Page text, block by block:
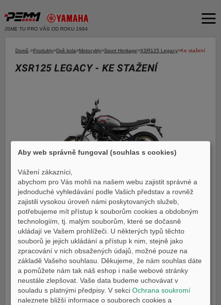
JSME TU PRO VÁS OD ROKU 1994
Produkty
Motocykly
Čtyři kola
Čtyřkolky
E-SHOP YAMAHA
Bazar moto
E-shop Yamaha
E-shop Pneu
Domů >Produkty>Dvě kola>Motocykly>Sport Heritage>XSR125 Legacy>Ke stažení
XSR125 LEGACY - KE STAŽENÍ
Základní informace
Galerie
Vlastnosti
Technické údaje
Ke stažení
Porovnání
CENA
134.990 Kč
Aby web správně fungoval (souhlas s cookies)
Vážení zákazníci,
abychom pro Vás mohli na našem webu zajistit správné a
jednoduché vyhledávání podle Vašich představ a rovněž
zajistili vysokou úroveň námi poskytovaných služeb,
potřebujeme mít přístup k souborům cookies a obdobným
technologiím, tj. malým souborům, které se dočasně
ukládají ve Vašem prohlížeči. U některých typů těchto
souborů je jejich ukládání a přístup k nim, stejně jako
zpracování v nich obsažených údajů, možné pouze na
základě Vašeho souhlasu. Děkujeme, že nám souhlas dáte
a pomůžete nám tak náš eshop i naše webové stránky
neustále zlepšovat. Vaše data budeme uchovávat v
souladu s platnými předpisy. V sekciOchrana soukromí
naleznete bližší informace o souborech cookies a